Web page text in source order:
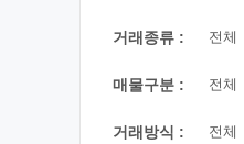
거래종류 : 전체
매물구분 : 전체
거래방식 : 전체